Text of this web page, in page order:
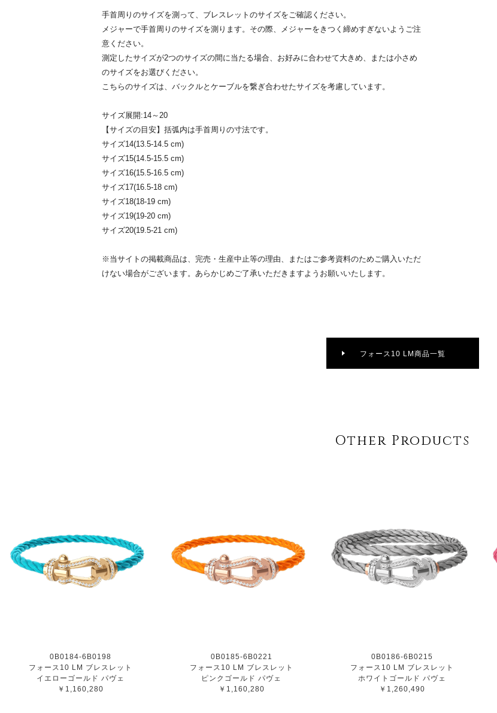
手首周りのサイズを測って、ブレスレットのサイズをご確認ください。
メジャーで手首周りのサイズを測ります。その際、メジャーをきつく締めすぎないようご注
意ください。
測定したサイズが2つのサイズの間に当たる場合、お好みに合わせて大きめ、または小さめ
のサイズをお選びください。
こちらのサイズは、バックルとケーブルを繋ぎ合わせたサイズを考慮しています。
サイズ展開:14～20
【サイズの目安】括弧内は手首周りの寸法です。
サイズ14(13.5-14.5 cm)
サイズ15(14.5-15.5 cm)
サイズ16(15.5-16.5 cm)
サイズ17(16.5-18 cm)
サイズ18(18-19 cm)
サイズ19(19-20 cm)
サイズ20(19.5-21 cm)
※当サイトの掲載商品は、完売・生産中止等の理由、またはご参考資料のためご購入いただ
けない場合がございます。あらかじめご了承いただきますようお願いいたします。
フォース10 LM商品一覧
Other Products
0B0184-6B0198
フォース10 LM ブレスレット
イエローゴールド パヴェ
￥1,160,280
0B0185-6B0221
フォース10 LM ブレスレット
ピンクゴールド パヴェ
￥1,160,280
0B0186-6B0215
フォース10 LM ブレスレット
ホワイトゴールド パヴェ
￥1,260,490